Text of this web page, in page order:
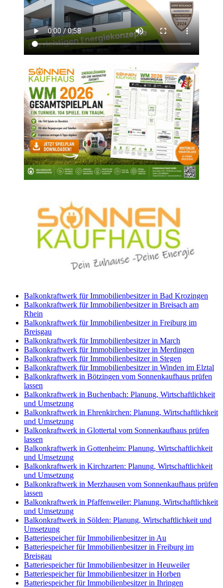
Balkonkraftwerk für Immobilienbesitzer in Bad Krozingen
Balkonkraftwerk für Immobilienbesitzer in Breisach am
Rhein
Balkonkraftwerk für Immobilienbesitzer in Freiburg im
Breisgau
Balkonkraftwerk für Immobilienbesitzer in March
Balkonkraftwerk für Immobilienbesitzer in Merdingen
Balkonkraftwerk für Immobilienbesitzer in Stegen
Balkonkraftwerk für Immobilienbesitzer in Winden im Elztal
Balkonkraftwerk in Bötzingen vom Sonnenkaufhaus prüfen
lassen
Balkonkraftwerk in Buchenbach: Planung, Wirtschaftlichkeit
und Umsetzung
Balkonkraftwerk in Ehrenkirchen: Planung, Wirtschaftlichkeit
und Umsetzung
Balkonkraftwerk in Glottertal vom Sonnenkaufhaus prüfen
lassen
Balkonkraftwerk in Gottenheim: Planung, Wirtschaftlichkeit
und Umsetzung
Balkonkraftwerk in Kirchzarten: Planung, Wirtschaftlichkeit
und Umsetzung
Balkonkraftwerk in Merzhausen vom Sonnenkaufhaus prüfen
lassen
Balkonkraftwerk in Pfaffenweiler: Planung, Wirtschaftlichkeit
und Umsetzung
Balkonkraftwerk in Sölden: Planung, Wirtschaftlichkeit und
Umsetzung
Batteriespeicher für Immobilienbesitzer in Au
Batteriespeicher für Immobilienbesitzer in Freiburg im
Breisgau
Batteriespeicher für Immobilienbesitzer in Heuweiler
Batteriespeicher für Immobilienbesitzer in Horben
Batteriespeicher für Immobilienbesitzer in Ihringen